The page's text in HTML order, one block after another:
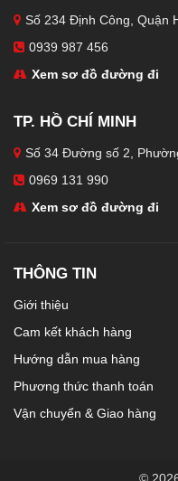
Số 234 Định Công, Quận
0939 987 456
Xem sơ đồ đường đi
TP. HỒ CHÍ MINH
Số 34 Đường số 2,
0969 131 990
Xem sơ đồ đường đi
THÔNG TIN
Giới thiệu
Cam kết khách hàng
Hướng dẫn mua hàng
Phương thức thanh toán
Vận chuyển & Giao hàng
©